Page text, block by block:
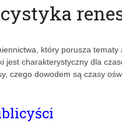
który porusza
jest charakterystyczny dla
czego dowodem są czasy